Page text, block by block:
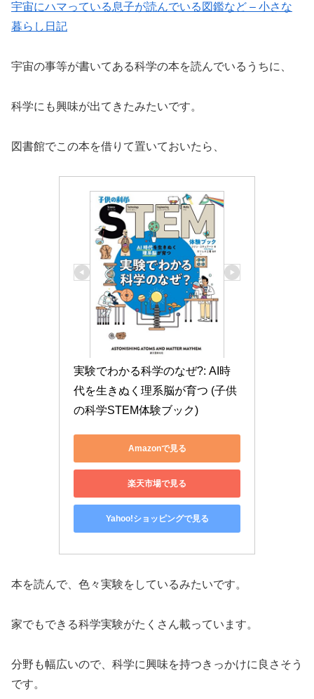
宇宙にハマっている息子が読んでいる図鑑など – 小さな
暮らし日記
宇宙の事等が書いてある科学の本を読んでいるうちに、
科学にも興味が出てきたみたいです。
図書館でこの本を借りて置いておいたら、
実験でわかる科学のなぜ?: AI時
代を生きぬく理系脳が育つ (子供
の科学STEM体験ブック)
Amazonで見る
楽天市場で見る
Yahoo!ショッピングで見る
本を読んで、色々実験をしているみたいです。
家でもできる科学実験がたくさん載っています。
分野も幅広いので、科学に興味を持つきっかけに良さそう
です。